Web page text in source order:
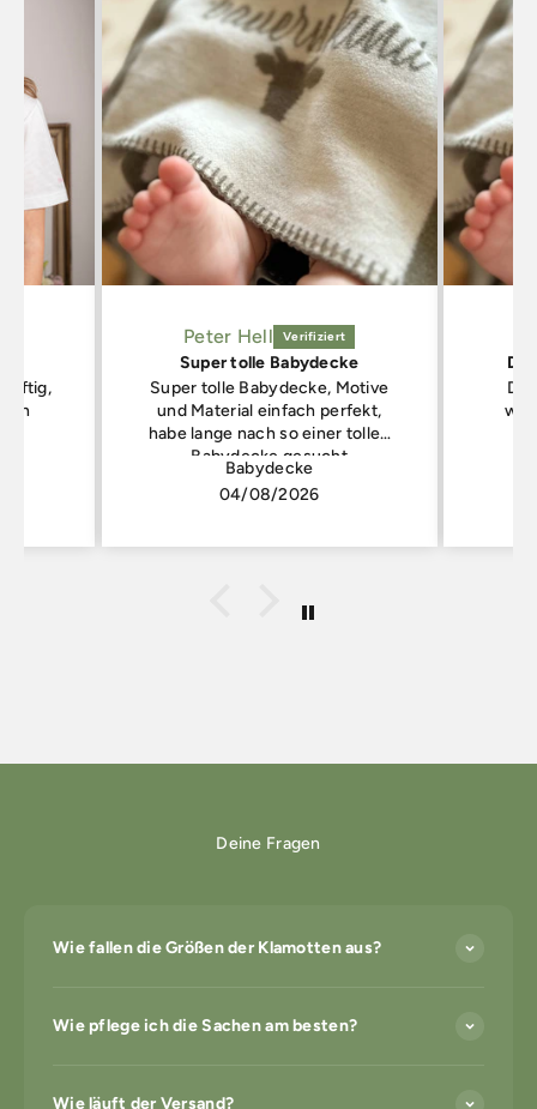
luftig,
Peter Hell
Super tolle Babydecke
Super tolle Babydecke, Motive
und Material einfach perfekt,
habe lange nach so einer tollen
Babydecke gesucht
Babydecke
04/08/2026
Deine Fragen
Wie fallen die Größen der Klamotten aus?
Wie pflege ich die Sachen am besten?
Wie läuft der Versand?